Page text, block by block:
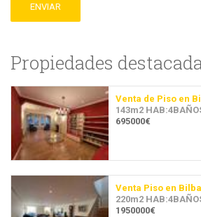
ENVIAR
Propiedades
Venta de Piso en
143m2
695000€
Venta Piso en
220m2
1950000€